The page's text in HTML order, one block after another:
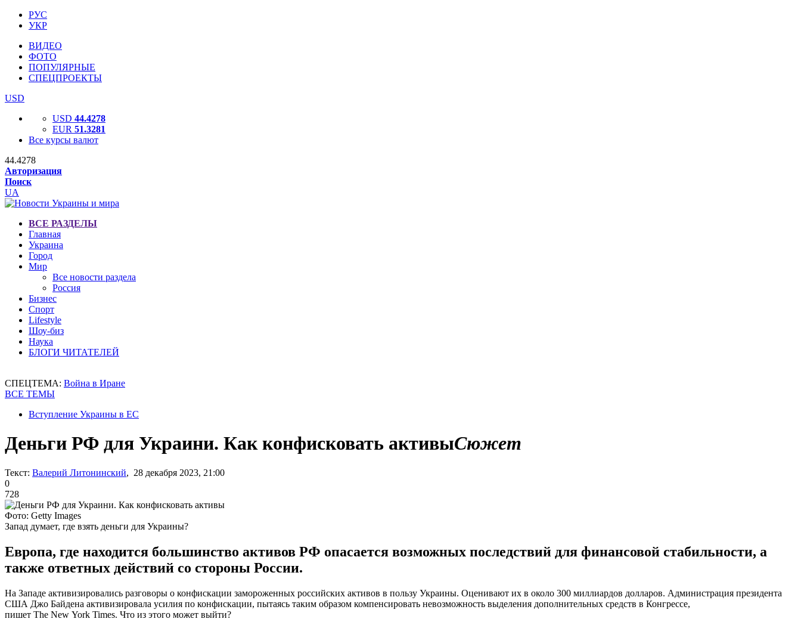
РУС
УКР
ВИДЕО
ФОТО
ПОПУЛЯРНЫЕ
СПЕЦПРОЕКТЫ
USD
USD 44.4278
EUR 51.3281
Все курсы валют
44.4278
Авторизация
Поиск
UA
ВСЕ РАЗДЕЛЫ
Главная
Украина
Город
Мир
Все новости раздела
Россия
Бизнес
Спорт
Lifestyle
Шоу-биз
Наука
БЛОГИ ЧИТАТЕЛЕЙ
СПЕЦТЕМА: Война в Иране
ВСЕ ТЕМЫ
Вступление Украины в ЕС
Деньги РФ для Украини. Как конфисковать активыСюжет
Текст: Валерий Литонинский, 28 декабря 2023, 21:00
0
728
Фото: Getty Images
Запад думает, где взять деньги для Украины?
Европа, где находится большинство активов РФ опасается возможных последствий для финансовой стабильности, а
также ответных действий со стороны России.
На Западе активизировались разговоры о конфискации замороженных российских активов в пользу Украины. Оценивают их в около 300 миллиардов долларов. Администрация президента
США Джо Байдена активизировала усилия по конфискации, пытаясь таким образом компенсировать невозможность выделения дополнительных средств в Конгрессе,
пишет The New York Times. Что из этого может выйти?